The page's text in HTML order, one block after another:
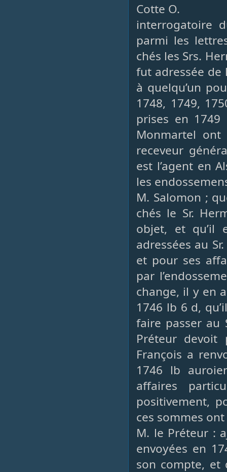
Cotte O.
interrogatoire
parmi les
chés les Srs.
fut adressée de
à quelqu’un
1748, 1749,
prises en
Monmartel
receveur
est l’agent en
les
M. Salomon ;
chés le Sr.
objet, et qu’il
adressées au
et pour ses
par
change, il y en
1746 lb 6 d,
faire passer au
Préteur
François a
1746 lb
affaires
positivement,
ces sommes
M. le Préteur :
envoyées en
son compte, et